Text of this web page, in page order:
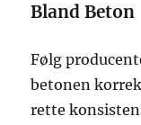
Bland Beton
Følg
betonen
rette